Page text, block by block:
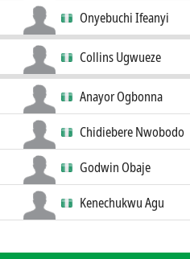
Onyebuchi Ifeanyi
Collins Ugwueze
Anayor Ogbonna
Chidiebere Nwobodo
Godwin Obaje
Kenechukwu Agu